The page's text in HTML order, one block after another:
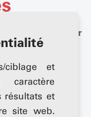
ciblage et
résultats et
site web.
met l'accent sur
Juste à
pneus qui
aperçus et
de rendre